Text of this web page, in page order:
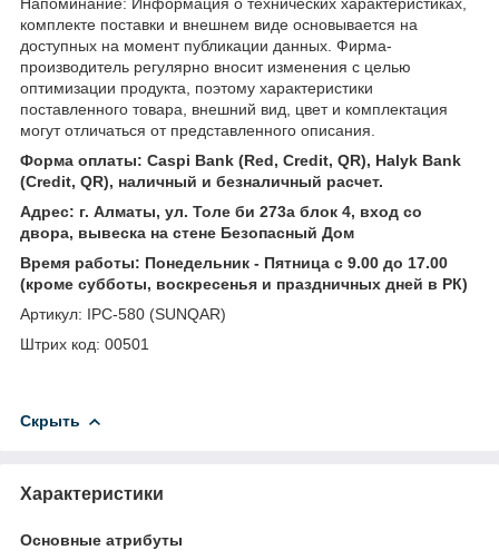
комплекте поставки и внешнем виде основывается на
доступных на момент публикации данных. Фирма-
производитель регулярно вносит изменения с целью
оптимизации продукта, поэтому характеристики
поставленного товара, внешний вид, цвет и комплектация
могут отличаться от представленного описания.
Форма оплаты: Caspi Bank (Red, Credit, QR), Halyk Bank
(Credit, QR), наличный и безналичный расчет.
Адрес: г. Алматы, ул. Толе би 273а блок 4, вход со
двора, вывеска на стене Безопасный Дом
Время работы: Понедельник - Пятница с 9.00 до 17.00
(кроме субботы, воскресенья и праздничных дней в РК)
Артикул: IPC-580 (SUNQAR)
Штрих код: 00501
Скрыть
Характеристики
Основные атрибуты